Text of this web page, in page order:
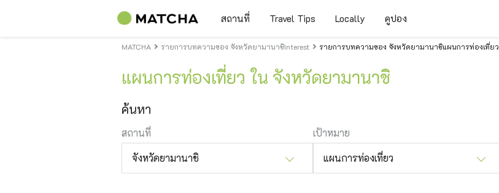
สถานที่ Travel Tips Locally คูปอง
MATCHA รายการบทความของ จังหวัดยามานาชิInterest รายการบทความของ จังหวัดยามานาชิแผนการท่องเที่ยว
แผนการท่องเที่ยว ใน จังหวัดยามานาชิ
ค้นหา
สถานที่
จังหวัดยามานาชิ
เป้าหมาย
แผนการท่องเที่ยว